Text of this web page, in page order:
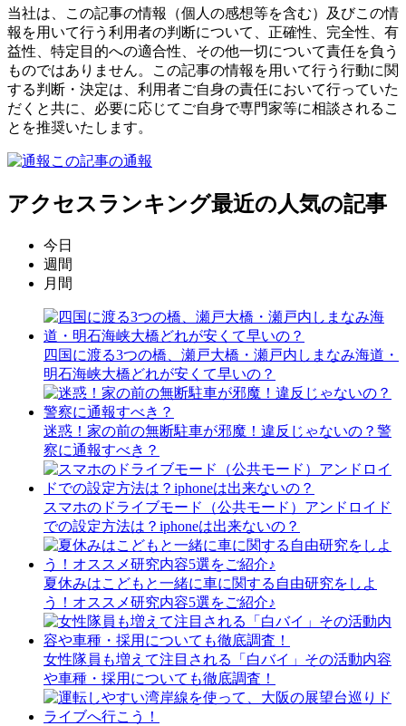
当社は、この記事の情報（個人の感想等を含む）及びこの情
報を用いて行う利用者の判断について、正確性、完全性、有
益性、特定目的への適合性、その他一切について責任を負う
ものではありません。この記事の情報を用いて行う行動に関
する判断・決定は、利用者ご自身の責任において行っていた
だくと共に、必要に応じてご自身で専門家等に相談されるこ
とを推奨いたします。
この記事の通報
アクセスランキング最近の人気の記事
今日
週間
月間
四国に渡る3つの橋、瀬戸大橋・瀬戸内しまなみ海道・
明石海峡大橋どれが安くて早いの？
迷惑！家の前の無断駐車が邪魔！違反じゃないの？警
察に通報すべき？
スマホのドライブモード（公共モード）アンドロイド
での設定方法は？iphoneは出来ないの？
夏休みはこどもと一緒に車に関する自由研究をしよ
う！オススメ研究内容5選をご紹介♪
女性隊員も増えて注目される「白バイ」その活動内容
や車種・採用についても徹底調査！